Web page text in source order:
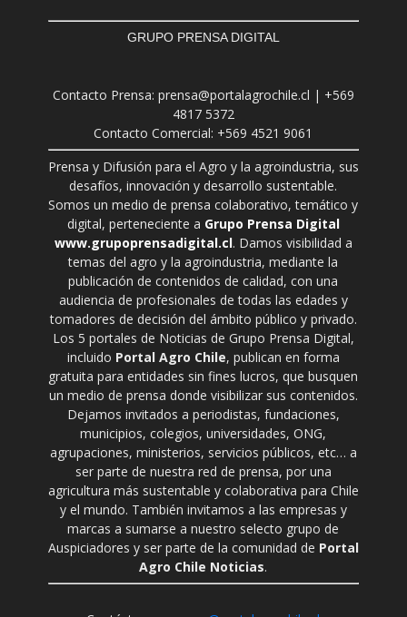
GRUPO PRENSA DIGITAL
Contacto Prensa: prensa@portalagrochile.cl | +569
4817 5372
Contacto Comercial: +569 4521 9061
Prensa y Difusión para el Agro y la agroindustria, sus
desafíos, innovación y desarrollo sustentable.
Somos un medio de prensa colaborativo, temático y
digital, perteneciente a Grupo Prensa Digital
www.grupoprensadigital.cl. Damos visibilidad a
temas del agro y la agroindustria, mediante la
publicación de contenidos de calidad, con una
audiencia de profesionales de todas las edades y
tomadores de decisión del ámbito público y privado.
Los 5 portales de Noticias de Grupo Prensa Digital,
incluido Portal Agro Chile, publican en forma
gratuita para entidades sin fines lucros, que busquen
un medio de prensa donde visibilizar sus contenidos.
Dejamos invitados a periodistas, fundaciones,
municipios, colegios, universidades, ONG,
agrupaciones, ministerios, servicios públicos, etc… a
ser parte de nuestra red de prensa, por una
agricultura más sustentable y colaborativa para Chile
y el mundo. También invitamos a las empresas y
marcas a sumarse a nuestro selecto grupo de
Auspiciadores y ser parte de la comunidad de Portal
Agro Chile Noticias.